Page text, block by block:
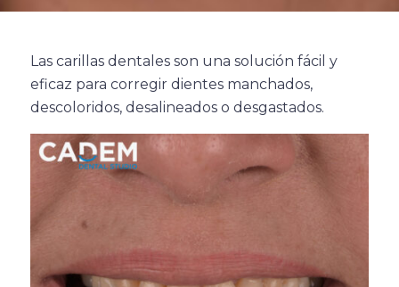
Las carillas dentales son una solución fácil y
eficaz para corregir dientes manchados,
descoloridos, desalineados o desgastados.